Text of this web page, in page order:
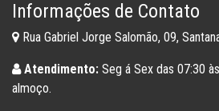
Informações de Contato
Rua Gabriel Jorge Salomão, 09,
Atendimento: Seg á Sex das 07:30
almoço.